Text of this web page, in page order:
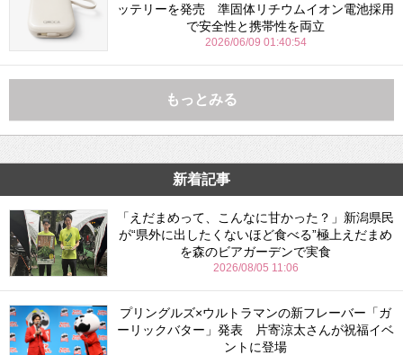
ッテリーを発売 準固体リチウムイオン電池採用
で安全性と携帯性を両立
2026/06/09 01:40:54
もっとみる
新着記事
「えだまめって、こんなに甘かった？」新潟県民
が“県外に出したくないほど食べる”極上えだまめ
を森のビアガーデンで実食
2026/08/05 11:06
プリングルズ×ウルトラマンの新フレーバー「ガ
ーリックバター」発表 片寄涼太さんが祝福イベ
ントに登場